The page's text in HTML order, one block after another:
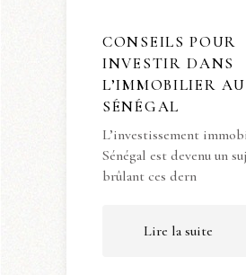
CONSEILS POUR
INVESTIR DANS
L’IMMOBILIER AU
SÉNÉGAL
L’investissement
Sénégal est devenu un
brûlant ces dern
Lire la suite